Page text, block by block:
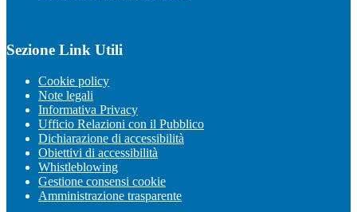
Sezione Link Utili
Cookie policy
Note legali
Informativa Privacy
Ufficio Relazioni con il Pubblico
Dichiarazione di accessibilità
Obiettivi di accessibilità
Whistleblowing
Gestione consensi cookie
Amministrazione trasparente